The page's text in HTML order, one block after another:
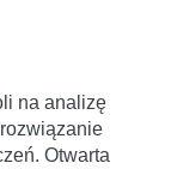
na analizę
Otwarta